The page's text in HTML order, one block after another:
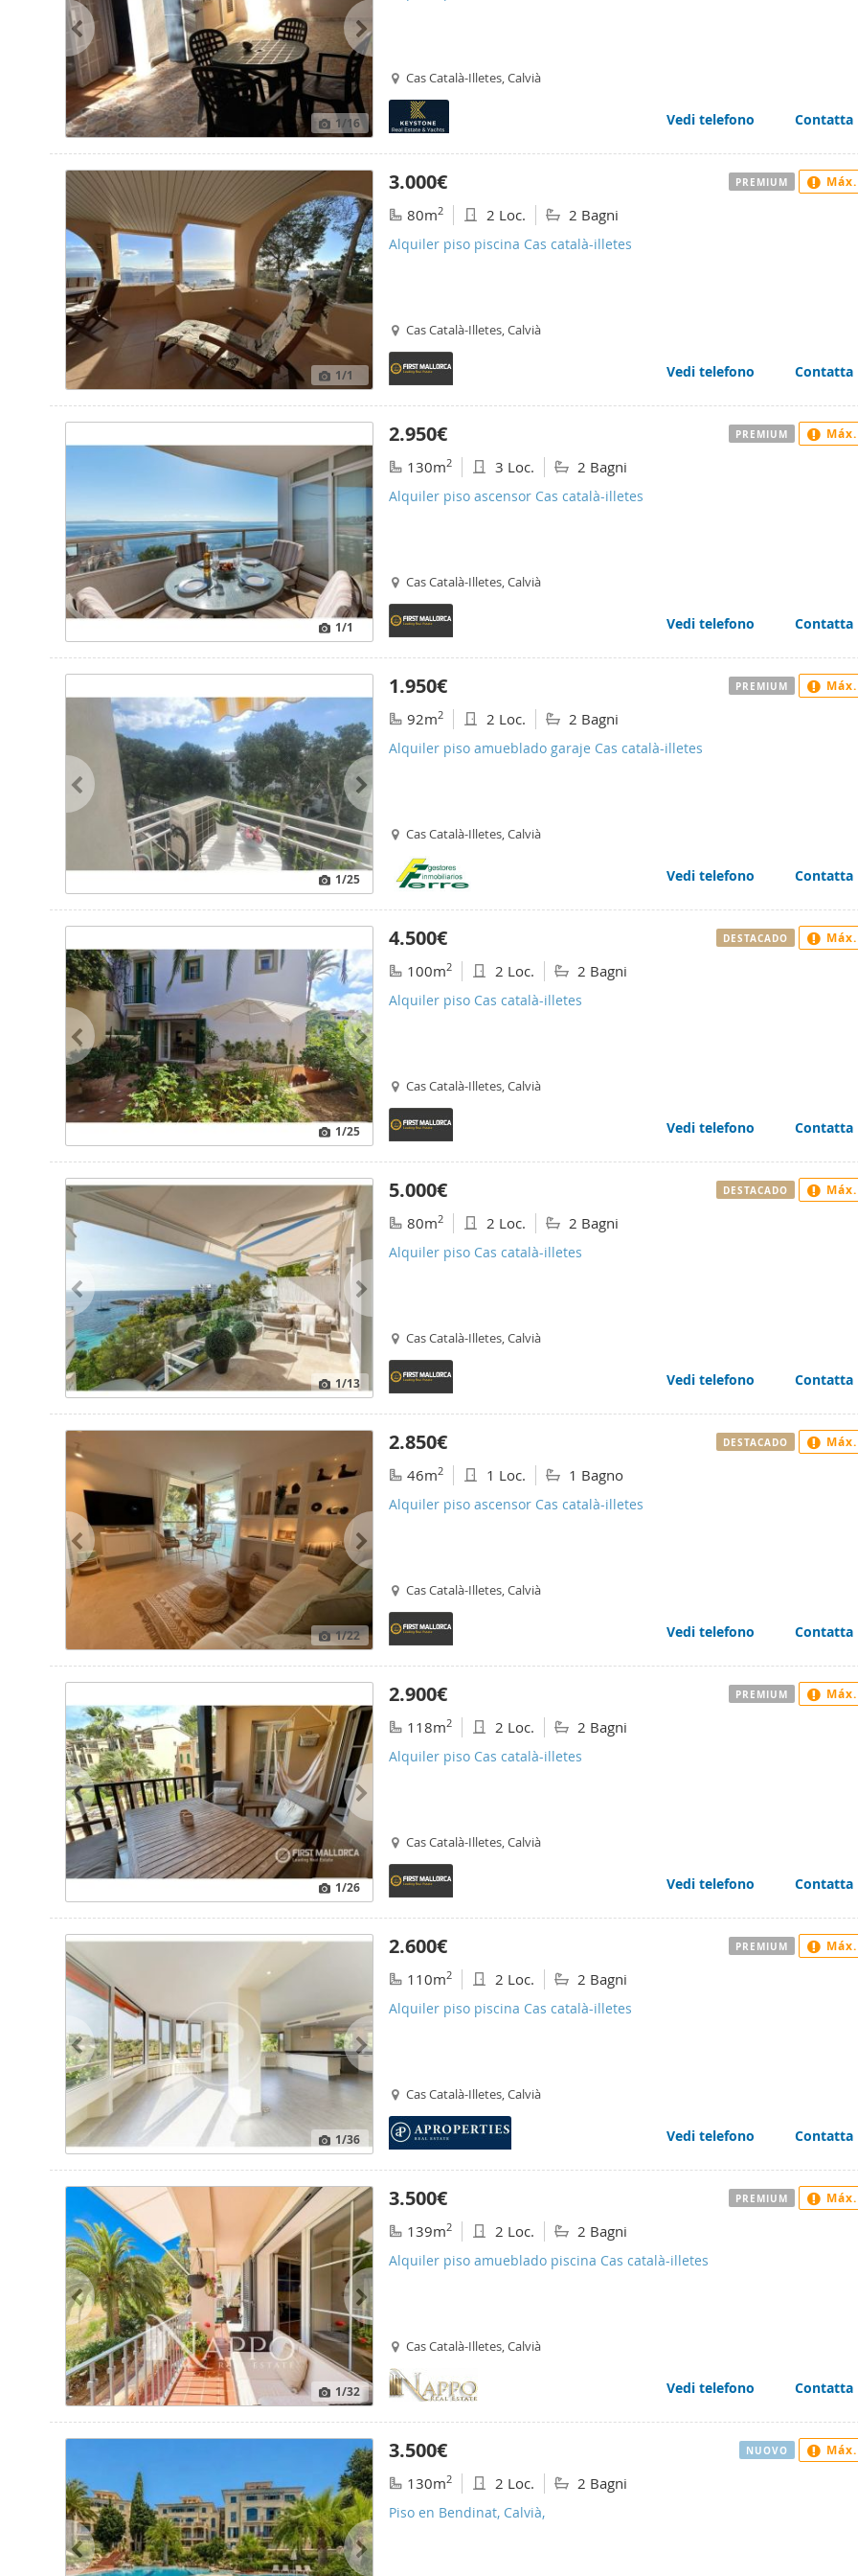
1/16
Cas Català-Illetes, Calvià
Vedi telefono Contatta
1/1
3.000€
80m2 2 Loc. 2 Bagni
Alquiler piso piscina Cas català-illetes
Cas Català-Illetes, Calvià
Vedi telefono Contatta
PREMIUM
1/1
2.950€
130m2 3 Loc. 2 Bagni
Alquiler piso ascensor Cas català-illetes
Cas Català-Illetes, Calvià
Vedi telefono Contatta
PREMIUM
1/25
1.950€
92m2 2 Loc. 2 Bagni
Alquiler piso amueblado garaje Cas català-illetes
Cas Català-Illetes, Calvià
Vedi telefono Contatta
PREMIUM
1/25
4.500€
100m2 2 Loc. 2 Bagni
Alquiler piso Cas català-illetes
Cas Català-Illetes, Calvià
Vedi telefono Contatta
DESTACADO
1/13
5.000€
80m2 2 Loc. 2 Bagni
Alquiler piso Cas català-illetes
Cas Català-Illetes, Calvià
Vedi telefono Contatta
DESTACADO
1/22
2.850€
46m2 1 Loc. 1 Bagno
Alquiler piso ascensor Cas català-illetes
Cas Català-Illetes, Calvià
Vedi telefono Contatta
DESTACADO
1/26
2.900€
118m2 2 Loc. 2 Bagni
Alquiler piso Cas català-illetes
Cas Català-Illetes, Calvià
Vedi telefono Contatta
PREMIUM
1/36
2.600€
110m2 2 Loc. 2 Bagni
Alquiler piso piscina Cas català-illetes
Cas Català-Illetes, Calvià
Vedi telefono Contatta
PREMIUM
1/32
3.500€
139m2 2 Loc. 2 Bagni
Alquiler piso amueblado piscina Cas català-illetes
Cas Català-Illetes, Calvià
Vedi telefono Contatta
PREMIUM
3.500€
130m2 2 Loc. 2 Bagni
Piso en Bendinat, Calvià,
NUOVO